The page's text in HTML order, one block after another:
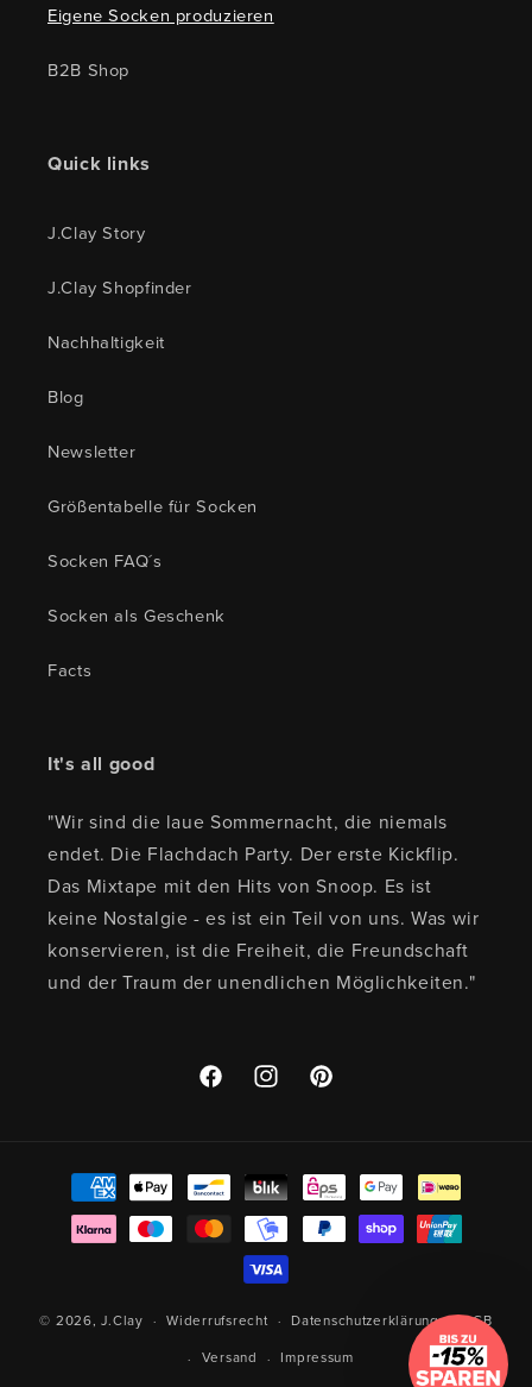
Eigene Socken produzieren
B2B Shop
Quick links
J.Clay Story
J.Clay Shopfinder
Nachhaltigkeit
Blog
Newsletter
Größentabelle für Socken
Socken FAQ´s
Socken als Geschenk
Facts
It's all good
"Wir sind die laue Sommernacht, die niemals
endet. Die Flachdach Party. Der erste Kickflip.
Das Mixtape mit den Hits von Snoop. Es ist
keine Nostalgie - es ist ein Teil von uns. Was wir
konservieren, ist die Freiheit, die Freundschaft
und der Traum der unendlichen Möglichkeiten."
FacebookInstagramPinterest
Zahlungsmethoden
© 2026,J.Clay Widerrufsrecht Datenschutzerklärung
AGB
Versand
Impressum